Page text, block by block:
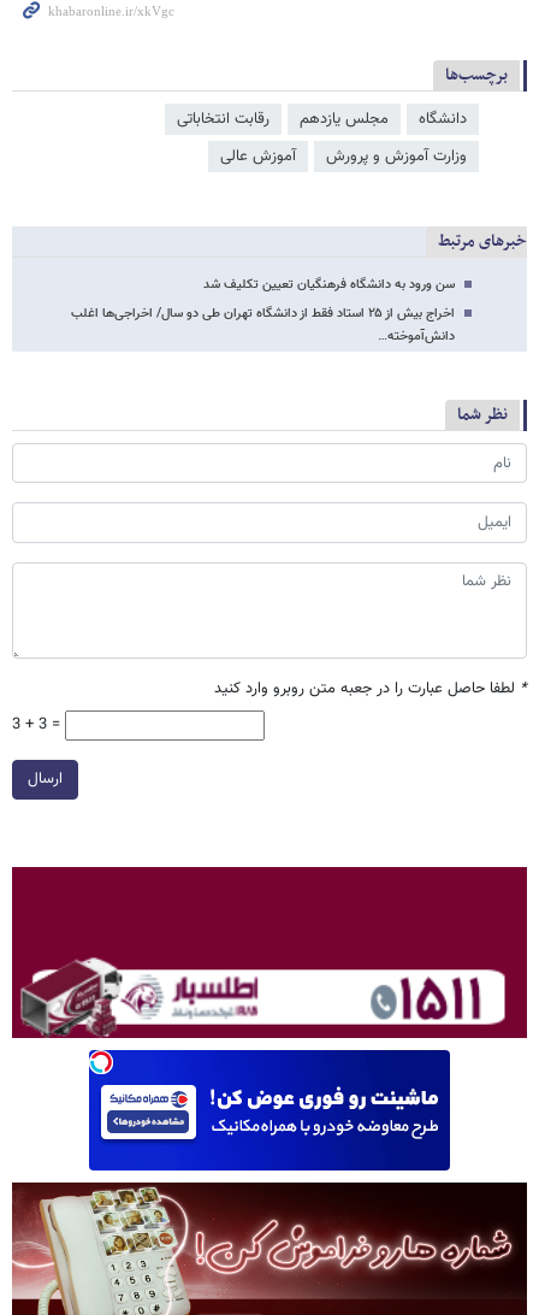
برچسب‌ها
دانشگاه مجلس یازدهم
رقابت انتخاباتی
وزارت آموزش و پرورش
آموزش عالی
خبرهای مرتبط
سن ورود به دانشگاه فرهنگیان تعیین تکلیف شد
اخراج بیش از ۲۵ استاد فقط از دانشگاه تهران طی دو سال/ اخراجی‌ها اغلب
دانش‌آموخته‌…
نظر شما
* لطفا حاصل عبارت را در جعبه متن روبرو وارد کنید
3 + 3 =
ارسال